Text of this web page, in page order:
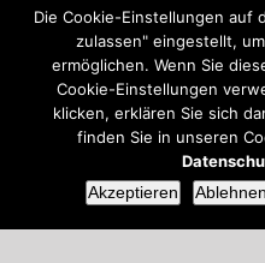
Presse | News
Die Cookie-Einstellungen auf
zulassen" eingestellt,
ermöglichen. Wenn Sie
Cookie-Einstellungen
klicken, erklären Sie sich
finden Sie in unseren
Akzeptieren
Ablehnen